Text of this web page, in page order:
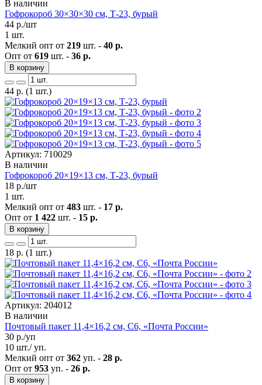
В наличии
Гофрокороб 30×30×30 см, Т-23, бурый
44 р./шт
1 шт.
Мелкий опт от 219 шт. - 40 р.
Опт от 619 шт. - 36 р.
В корзину
44 р. (1 шт.)
Артикул: 710029
В наличии
Гофрокороб 20×19×13 см, Т-23, бурый
18 р./шт
1 шт.
Мелкий опт от 483 шт. - 17 р.
Опт от 1 422 шт. - 15 р.
В корзину
18 р. (1 шт.)
Артикул: 204012
В наличии
Почтовый пакет 11,4×16,2 см, C6, «Почта России»
30 р./уп
10 шт./ уп.
Мелкий опт от 362 уп. - 28 р.
Опт от 953 уп. - 26 р.
В корзину